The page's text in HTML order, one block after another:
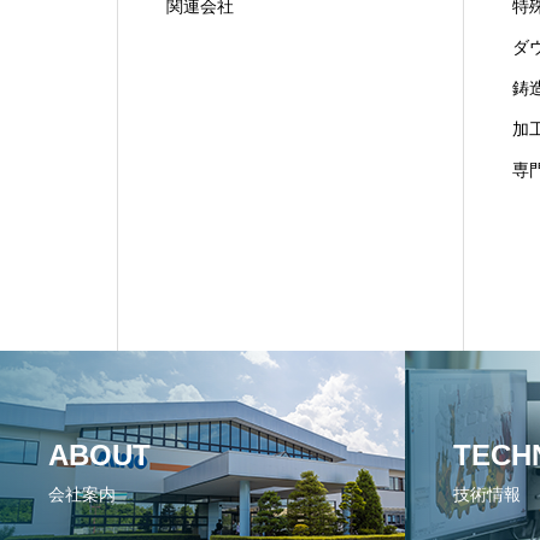
関連会社 特
ダ
鋳
加
専
ABOUT
会社案内 技術情報